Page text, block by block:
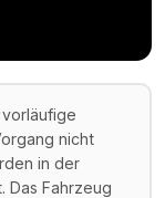
nicht
in der
Das Fahrzeug